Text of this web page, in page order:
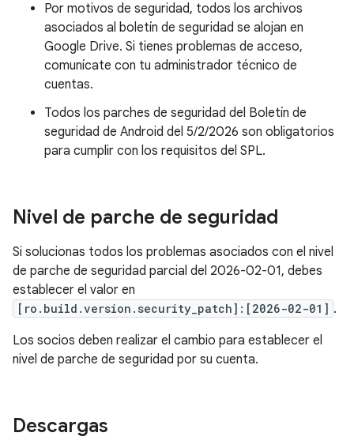
Por motivos de seguridad, todos los archivos
asociados al boletín de seguridad se alojan en
Google Drive. Si tienes problemas de acceso,
comunícate con tu administrador técnico de
cuentas.
Todos los parches de seguridad del Boletín de
seguridad de Android del 5/2/2026 son obligatorios
para cumplir con los requisitos del SPL.
Nivel de parche de seguridad
Si solucionas todos los problemas asociados con el nivel
de parche de seguridad parcial del 2026-02-01, debes
establecer el valor en
[ro.build.version.security_patch]:[2026-02-01] .
Los socios deben realizar el cambio para establecer el
nivel de parche de seguridad por su cuenta.
Descargas